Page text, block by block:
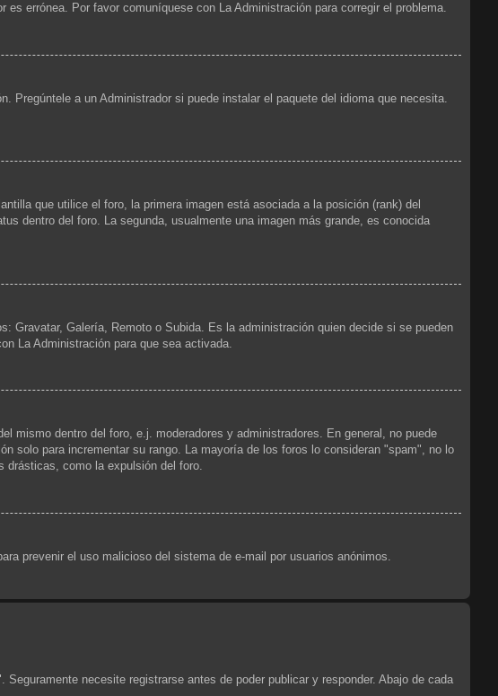
errónea. Por favor comuníquese con La Administración para corregir el problema.
Pregúntele a un Administrador si puede instalar el paquete del idioma que necesita.
que utilice el foro, la primera imagen está asociada a la posición (rank) del
dentro del foro. La segunda, usualmente una imagen más grande, es conocida
Gravatar, Galería, Remoto o Subida. Es la administración quien decide si se pueden
La Administración para que sea activada.
mismo dentro del foro, e.j. moderadores y administradores. En general, no puede
solo para incrementar su rango. La mayoría de los foros lo consideran "spam", no lo
drásticas, como la expulsión del foro.
prevenir el uso malicioso del sistema de e-mail por usuarios anónimos.
necesite registrarse antes de poder publicar y responder. Abajo de cada